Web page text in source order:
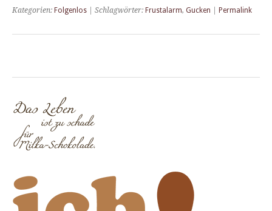
Kategorien: Folgenlos | Schlagwörter: Frustalarm, Gucken Permalink